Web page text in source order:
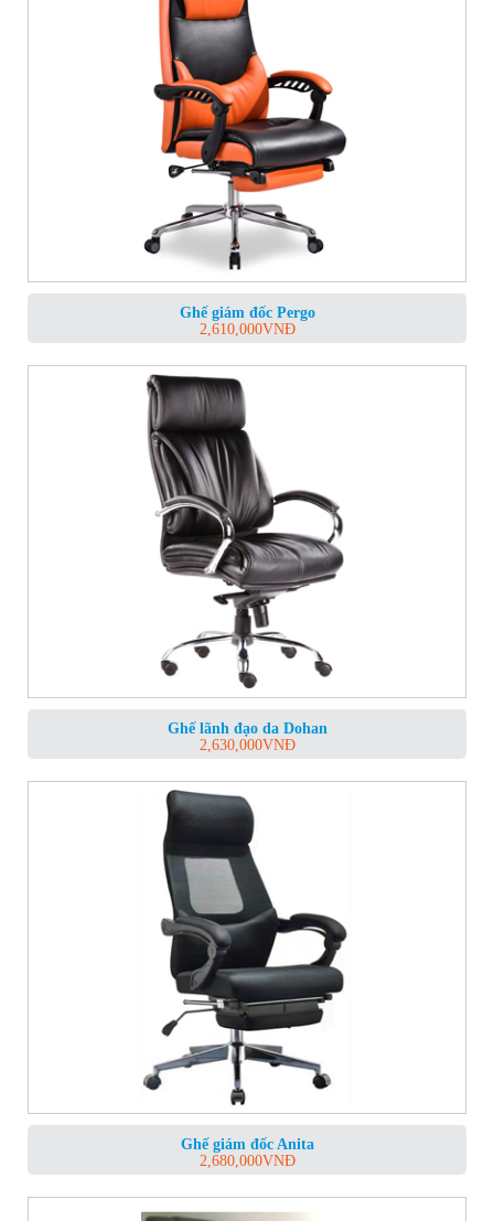
Ghế giám đốc Pergo
2,610,000VNĐ
Ghế lãnh đạo da Dohan
2,630,000VNĐ
Ghế giám đốc Anita
2,680,000VNĐ